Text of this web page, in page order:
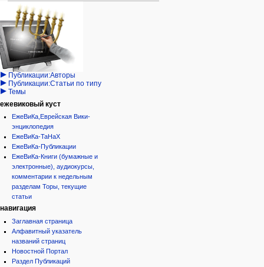
Навигация
персональные инструменты
войти
запрос
учётной
записи
категории
Израиль:Страна и
государство
Иудаизм
Народ
Проекты
Проекты/Участники/
дополнения
Публикации:Авторы
Публикации:Статьи по типу
Темы
ежевиковый куст
ЕжеВиКа,Еврейская Вики-
энциклопедия
ЕжеВиКа-ТаНаХ
ЕжеВиКа-Публикации
ЕжеВиКа-Книги (бумажные и
электронные), аудиокурсы,
комментарии к недельным
разделам Торы, текущие
статьи
навигация
Заглавная страница
Алфавитный указатель
названий страниц
Новостной Портал
Раздел Публикаций